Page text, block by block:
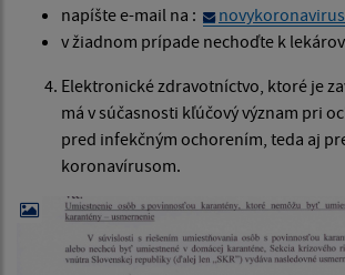
napíšte e-mail na :
v žiadnom prípade nechoďte k
Elektronické zdravotníctvo, ktoré je
má v súčasnosti kľúčový význam pri
pred infekčným ochorením, teda aj
koronavírusom.